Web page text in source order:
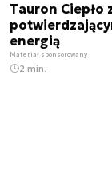
Tauron Ciepło
energią
Materiał sponsorowany
2 min.